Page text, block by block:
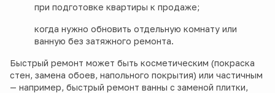
при подготовке квартиры к продаже;
когда нужно обновить отдельную комнату или
ванную без затяжного ремонта.
Быстрый ремонт может быть косметическим (покраска
стен, замена обоев, напольного покрытия) или частичным
— например, быстрый ремонт ванны с заменой плитки,